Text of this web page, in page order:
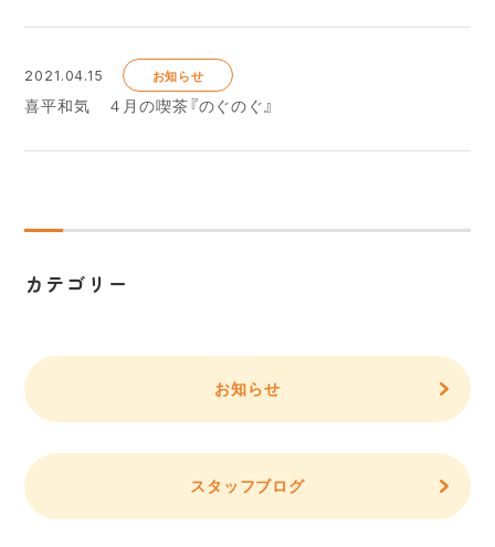
2021.04.15 お知らせ
喜平和気 ４月の喫茶『のぐのぐ』
カテゴリー
お知らせ
スタッフブログ